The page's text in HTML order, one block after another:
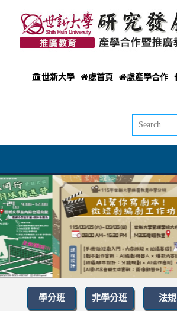
世新大學 處首頁 處產學合作
學分班 非學分班 法規